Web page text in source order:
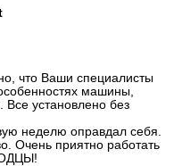
что Ваши специалисты
машины,
Все установлено без
неделю оправдал себя.
Очень приятно работать